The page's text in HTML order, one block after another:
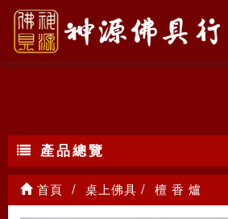
檀 香 爐
產品總覽
首頁 桌上佛具 檀 香 爐